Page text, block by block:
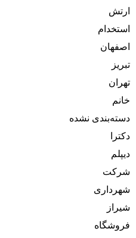
ارتش
استخدام
اصفهان
تبریز
تهران
خانم
دسته‌بندی نشده
دکترا
دیپلم
شرکت
شهرداری
شیراز
فروشگاه